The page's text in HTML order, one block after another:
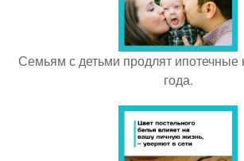
Семьям с детьми продлят ипотечные
года.